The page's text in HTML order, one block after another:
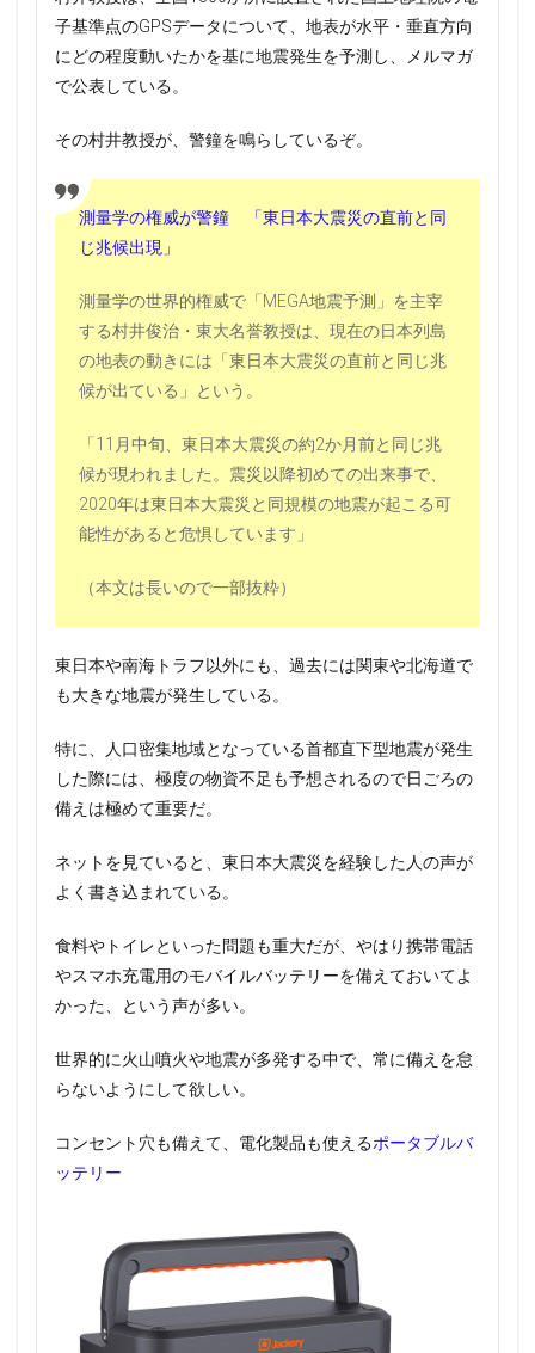
子基準点のGPSデータについて、地表が水平・垂直方向
にどの程度動いたかを基に地震発生を予測し、メルマガ
で公表している。
その村井教授が、警鐘を鳴らしているぞ。
測量学の権威が警鐘 「東日本大震災の直前と同
じ兆候出現」
測量学の世界的権威で「MEGA地震予測」を主宰
する村井俊治・東大名誉教授は、現在の日本列島
の地表の動きには「東日本大震災の直前と同じ兆
候が出ている」という。
「11月中旬、東日本大震災の約2か月前と同じ兆
候が現われました。震災以降初めての出来事で、
2020年は東日本大震災と同規模の地震が起こる可
能性があると危惧しています」
（本文は長いので一部抜粋）
東日本や南海トラフ以外にも、過去には関東や北海道で
も大きな地震が発生している。
特に、人口密集地域となっている首都直下型地震が発生
した際には、極度の物資不足も予想されるので日ごろの
備えは極めて重要だ。
ネットを見ていると、東日本大震災を経験した人の声が
よく書き込まれている。
食料やトイレといった問題も重大だが、やはり携帯電話
やスマホ充電用のモバイルバッテリーを備えておいてよ
かった、という声が多い。
世界的に火山噴火や地震が多発する中で、常に備えを怠
らないようにして欲しい。
コンセント穴も備えて、電化製品も使えるポータブルバ
ッテリー